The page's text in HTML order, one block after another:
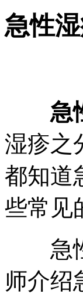
急性
急
湿疹之
都知道
些常见
急性
师介绍